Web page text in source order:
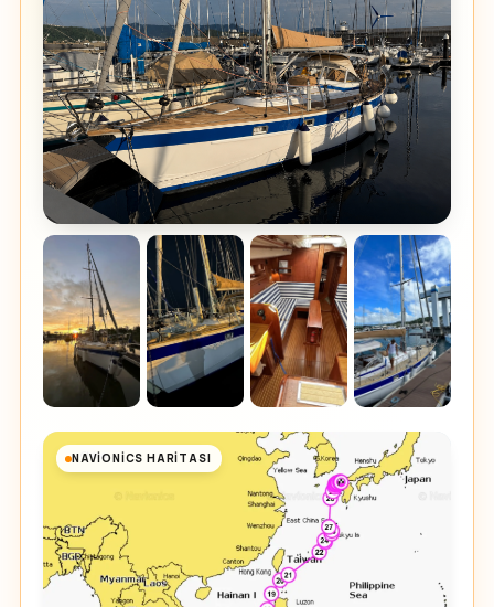
NAVIONICS HARITASI